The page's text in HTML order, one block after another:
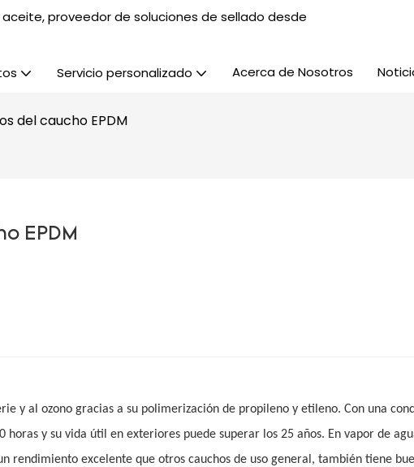
proveedor de soluciones de sellado desde
Servicio personalizado Acerca de Nosotros
del caucho EPDM
EPDM
y al ozono gracias a su polimerización de propileno y etileno. Con una
horas y su vida útil en exteriores puede superar los 25 años. En vapor de
rendimiento excelente que otros cauchos de uso general, también tiene